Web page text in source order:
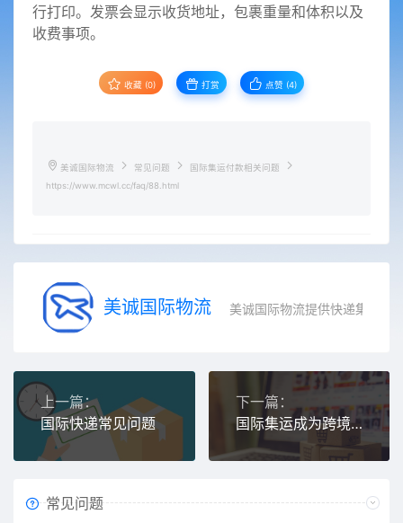
行打印。发票会显示收货地址，包裹重量和体积以及
收费事项。
收藏 (0) 打赏 点赞 (4)
美诚国际物流 常见问题
国际集运付款相关问题
https://www.mcwl.cc/faq/88.html
美诚国际物流 美诚国际物流提供快递集运服
上一篇：
国际快递常见问题
下一篇：
国际集运成为跨境电商的最重要一环
常见问题